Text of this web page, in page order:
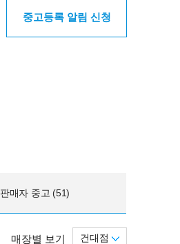
중고등록 알림 신청
판매자 중고 (51)
매장별 보기 건대점